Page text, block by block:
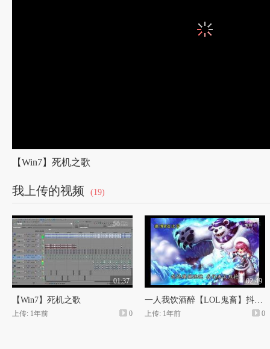
【Win7】死机之歌
我上传的视频 (19)
01:37
【Win7】死机之歌
上传: 1年前 0
02:49
一人我饮酒醉【LOL鬼畜】抖腿向Rap
上传: 1年前 0